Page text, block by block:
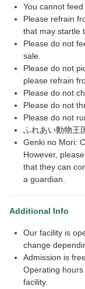
You cannot
Please refrain
that may startle
Please do not
sale.
Please do not
please refrain
Please do not
Please do not
Please do not
ふれあい動物王
Genki no Mori:
However,
that they can
a guardian.
Additional Info
Our facility is
change
Admission is
Operating
facility.